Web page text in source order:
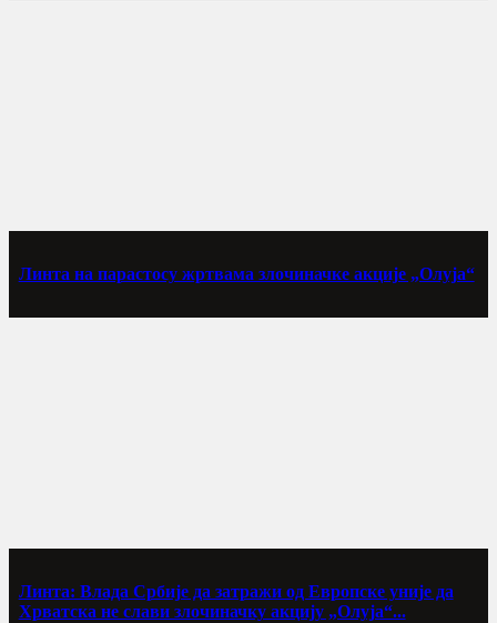
Линта на парастосу жртвама злочиначке акције „Олуја“
Линта: Влада Србије да затражи од Европске уније да
Хрватска не слави злочиначку акцију „Олуја“...